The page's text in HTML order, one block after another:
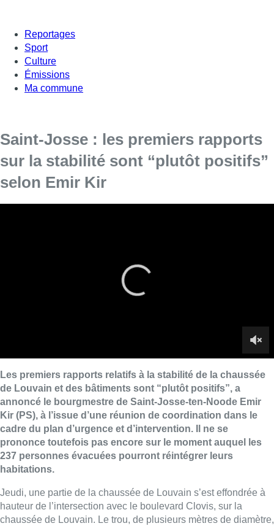
Reportages
Sport
Culture
Émissions
Ma commune
Saint-Josse : les premiers rapports
sur la stabilité sont “plutôt positifs”
selon Emir Kir
cadre du plan d’urgence et d’intervention. Il ne se
prononce toutefois pas encore sur le moment auquel les
237 personnes évacuées pourront réintégrer leurs
Jeudi, une partie de la chaussée de Louvain s’est effondrée à
chaussée de Louvain. Le trou, de plusieurs mètres de diamètre,
a eu pour conséquence l’évacuation des riverains ainsi que
l’inondation du tunnel ferroviaire situé sous la chaussée. Un
autre trou a même été découvert sur le trottoir et sur la voirie,
quelques dizaines de mètres plus loin.
Infrabel espère rétablir le trafic ferroviaire entre Bruxelles-
Nord et Bruxelles-Luxembourg d’ici le 18 septembre
Le bourgmestre a salué le travail de Vivaqua, qui a pu établir
de production et de distribution d’eau estime qu’elle devra
travailler plusieurs jours pour rétablir la situation, mais elle se
refuse à fixer une échéance plus précise. Le problème survenu